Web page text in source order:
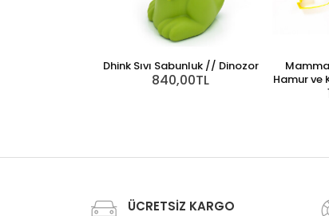
Dhink Sıvı Sabunluk // Dinozor
840,00TL
Hamur ve
ÜCRETSİZ KARGO